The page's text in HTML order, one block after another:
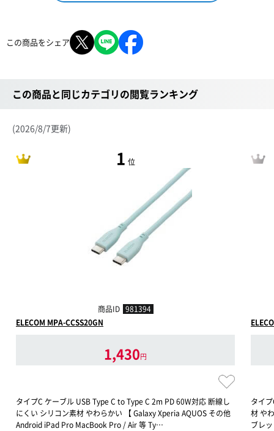
この商品をシェア
この商品と同じカテゴリの閲覧ランキング
(2026/8/7更新)
1 位
商品ID 981394
ELECOM MPA-CCSS20GN
1,430円
タイプC ケーブル USB Type C to Type C 2m PD 60W対応 断線し
にくい シリコン素材 やわらかい 【 Galaxy Xperia AQUOS その他
Android iPad Pro MacBook Pro / Air 等 Ty…
タイ
材 や
ブレ